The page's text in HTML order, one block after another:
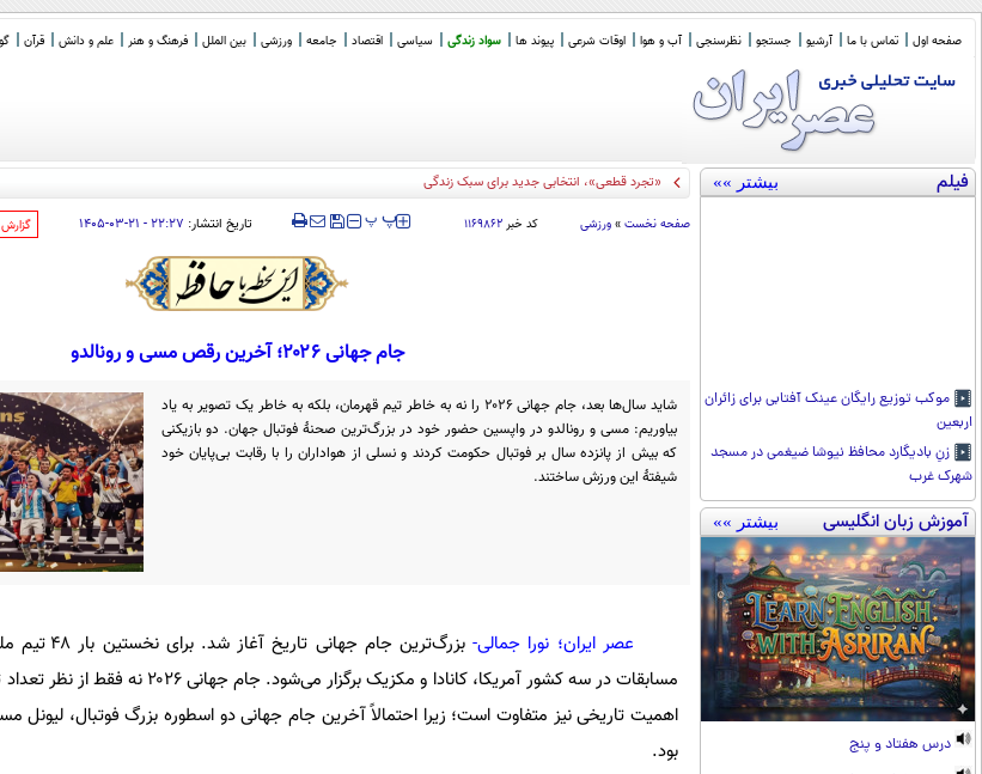
صفحه اول تماس با ما آرشیو جستجو نظرسنجی آب و هوا اوقات شرعی پیوند ها سواد زندگی سیاسی اقتصاد جامعه ورزشی بین الملل فرهنگ و هنر علم و دانش قرآن
فیلم بیشتر »»
موکب توزیع رایگان عینک آفتابی برای زائران
اربعین
زنِ بادیگارد محافظ نیوشا ضیغمی در مسجد
شهرک غرب
آموزش زبان انگلیسی بیشتر »»
درس هفتاد و پنج
حمله سایبری_
صفحه نخست » ورزشی کد خبر ۱۱۶۹۸۶۲ ‍‍‍ پ پ تاریخ انتشار: ۲۲:۲۷ - ۲۱-۰۳-۱۴۰۵
جام جهانی ۲۰۲۶؛ آخرین رقص مسی و رونالدو
شاید سال‌ها بعد، جام جهانی ۲۰۲۶ را نه به خاطر تیم قهرمان، بلکه به خاطر یک تصویر به یاد
بیاوریم: مسی و رونالدو در واپسین حضور خود در بزرگ‌ترین صحنۀ فوتبال جهان. دو بازیکنی
که بیش از پانزده سال بر فوتبال حکومت کردند و نسلی از هواداران را با رقابت بی‌پایان خود
شیفتۀ این ورزش ساختند.
عصر ایران؛ نورا جمالی-
بزرگ‌ترین جام
مسابقات در سه کشور آمریکا، کانادا و مکزیک
اهمیت تاریخی نیز متفاوت است؛ زیرا احتمالاً آخرین جام جهانی دو اسطوره بزرگ فوتبال، لیونل
بود.